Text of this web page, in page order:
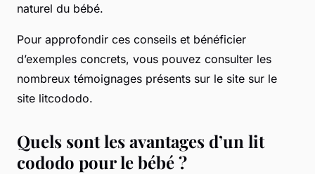
naturel du bébé.
Pour approfondir ces conseils et bénéficier
d’exemples concrets, vous pouvez consulter les
nombreux témoignages présents sur le site sur le
site litcododo.
Quels sont les avantages d’un lit
cododo pour le bébé ?